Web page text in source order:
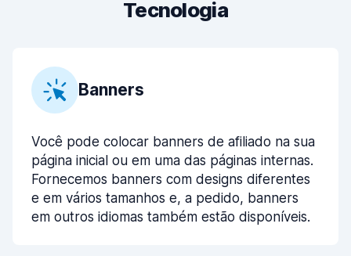
Tecnologia
Banners
Você pode colocar banners de afiliado na sua
página inicial ou em uma das páginas internas.
Fornecemos banners com designs diferentes
e em vários tamanhos e, a pedido, banners
em outros idiomas também estão disponíveis.